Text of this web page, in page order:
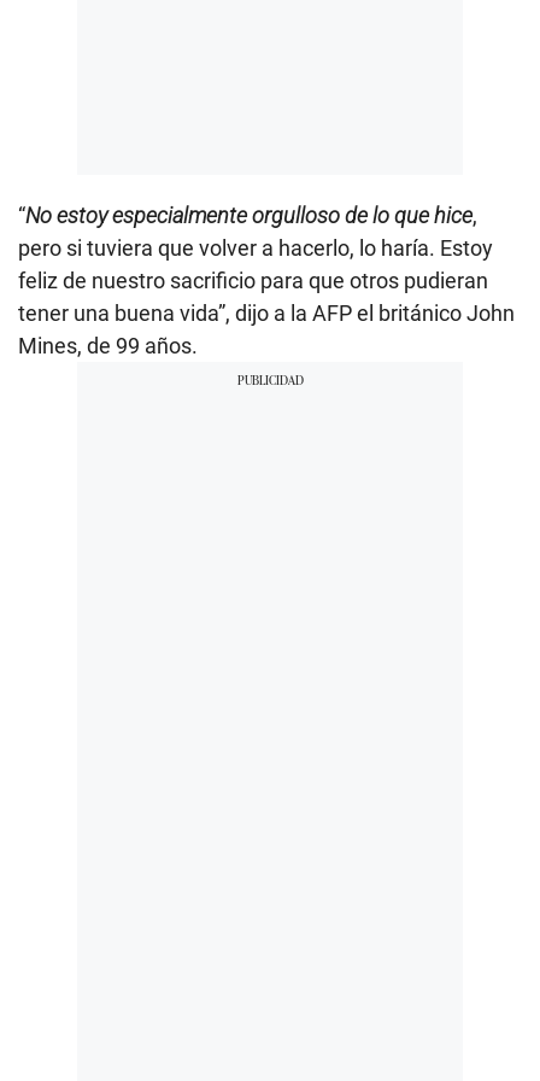
“No estoy especialmente orgulloso de lo que hice,
pero si tuviera que volver a hacerlo, lo haría. Estoy
feliz de nuestro sacrificio para que otros pudieran
tener una buena vida”, dijo a la AFP el británico John
Mines, de 99 años.